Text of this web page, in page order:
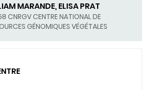
MARANDE, ELISA PRAT
CNRGV CENTRE NATIONAL DE
GÉNOMIQUES VÉGÉTALES